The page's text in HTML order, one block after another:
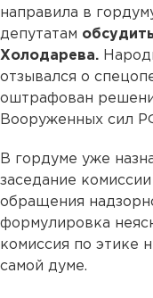
направила в
депутатам
Холодарева.
отзывался о
оштрафован
Вооруженных сил
В гордуме уже
заседание
обращения
формулировка
комиссия по этике
самой думе.